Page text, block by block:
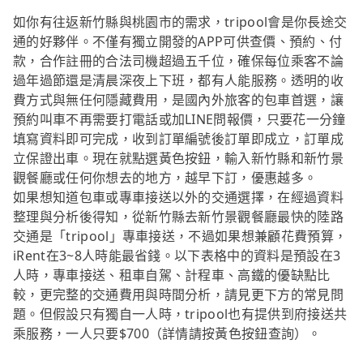
如你有往返新竹縣與桃園市的需求，tripool會是你長途交
通的好夥伴。不僅有獨立開發的APP可供查價、預約、付
款，合作註冊的合法司機超過五千位，確保每位乘客不論
過年過節還是清晨深夜上下班，都有人能服務。透明的收
費方式與無任何隱藏費用，是國內外旅客的包車首選，讓
預約叫車不再需要打電話或加LINE問報價，只要花一分鐘
填寫資料即可完成，收到訂單編號後訂單即成立，訂單成
立保證出車。現在就點選黃色按鈕，輸入新竹縣和新竹景
觀餐廳或任何你想去的地方，越早下訂，優惠越多。
如果想知道包車或專車接送以外的交通選擇，在經過資料
整理與分析後得知，從新竹縣去新竹景觀餐廳最快的陸路
交通是「tripool」專車接送，不過如果想兼顧花費預算，
iRent在3~8人時能最省錢。以下表格中的資料是預設在3
人時，專車接送、租車自駕、計程車、高鐵的優缺點比
較，更完整的交通費用與時間分析，請見更下方的常見問
題。但假設只有獨自一人時，tripool也有提供到府接送共
乘服務，一人只要$700（詳情請按黃色按鈕查詢）。